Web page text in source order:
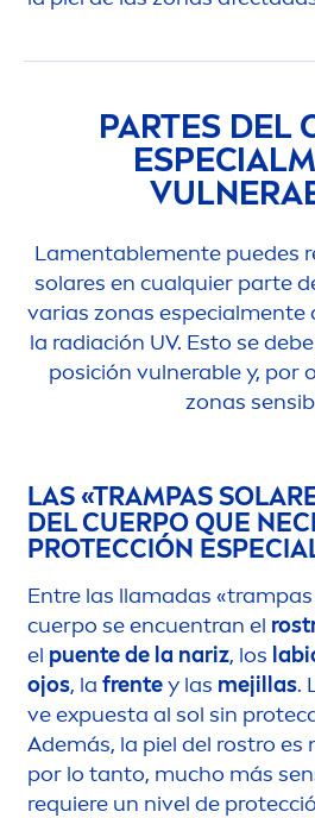
PARTES DEL
ESPECIAL
Lamentablemente puedes
solares en cualquier parte
varias zonas especialmente
la radiación UV. Esto se
posición vulnerable y, por
zonas
LAS «TRAMPAS
DEL CUERPO QUE
PROTECCIÓN
Entre las llamadas «trampas
cuerpo se encuentran el
el puente de la nariz, los
ojos, la frentey las mejillas.
ve expuesta al sol sin
Además, la piel del rostro es
por lo tanto, mucho más
requiere un nivel de